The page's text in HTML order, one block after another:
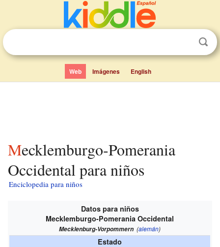
Web Imágenes English
Mecklemburgo-Pomerania
Occidental para niños
Enciclopedia para niños
Datos para niños
Mecklemburgo-Pomerania Occidental
Mecklenburg-Vorpommern(alemán)
Estado